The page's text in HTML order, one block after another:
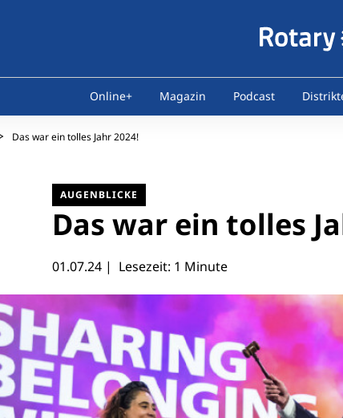
Online+ Magazin Podcast
Das war ein tolles Jahr 2024!
AUGENBLICKE
Das war ein tolles
01.07.24| Lesezeit: 1 Minute